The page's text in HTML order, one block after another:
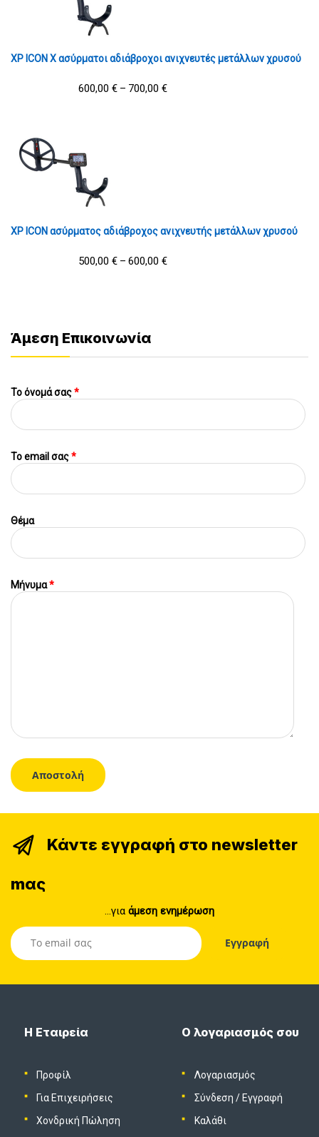
XP ICON X ασύρματοι αδιάβροχοι ανιχνευτές μετάλλων χρυσού
600,00 € – 700,00 €
XP ICON ασύρματος αδιάβροχος ανιχνευτής μετάλλων χρυσού
500,00 € – 600,00 €
Άμεση Επικοινωνία
Το όνομά σας*
To email σας*
Θέμα
Μήνυμα*
Κάντε εγγραφή στο newsletter
mας
...για άμεση ενημέρωση
Η Εταιρεία
Προφίλ
Για Επιχειρήσεις
Χονδρική Πώληση
Ο λογαριασμός σου
Λογαριασμός
Σύνδεση / Εγγραφή
Καλάθι